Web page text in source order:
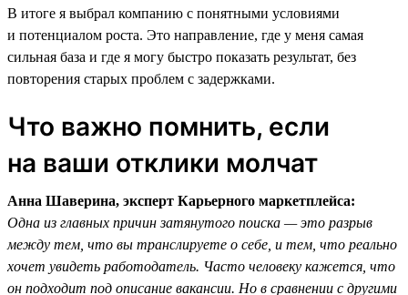
В итоге я выбрал компанию с понятными условиями
и потенциалом роста. Это направление, где у меня самая
сильная база и где я могу быстро показать результат, без
повторения старых проблем с задержками.
Что важно помнить, если
на ваши отклики молчат
Анна Шаверина, эксперт Карьерного маркетплейса:
Одна из главных причин затянутого поиска — это разрыв
между тем, что вы транслируете о себе, и тем, что реально
хочет увидеть работодатель. Часто человеку кажется, что
он подходит под описание вакансии. Но в сравнении с другими